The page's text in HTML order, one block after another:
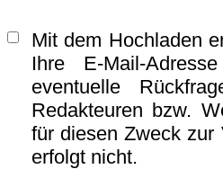
Mit dem Hochladen
Ihre E-Mail-
eventuelle
Redakteuren bzw.
für diesen Zweck zur
erfolgt nicht.